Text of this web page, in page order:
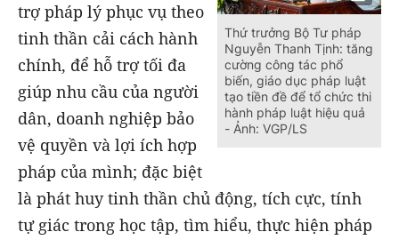
Thứ trưởng Bộ Tư pháp
Nguyễn Thanh Tịnh: tăng
cường công tác phổ
biến, giáo dục pháp luật
tạo tiền đề để tổ chức thi
hành pháp luật hiệu quả
- Ảnh: VGP/LS
trợ pháp lý phục vụ theo
tinh thần cải cách hành
chính, để hỗ trợ tối đa
giúp nhu cầu của người
dân, doanh nghiệp bảo
vệ quyền và lợi ích hợp
pháp của mình; đặc biệt
là phát huy tinh thần chủ động, tích cực, tính
tự giác trong học tập, tìm hiểu, thực hiện pháp